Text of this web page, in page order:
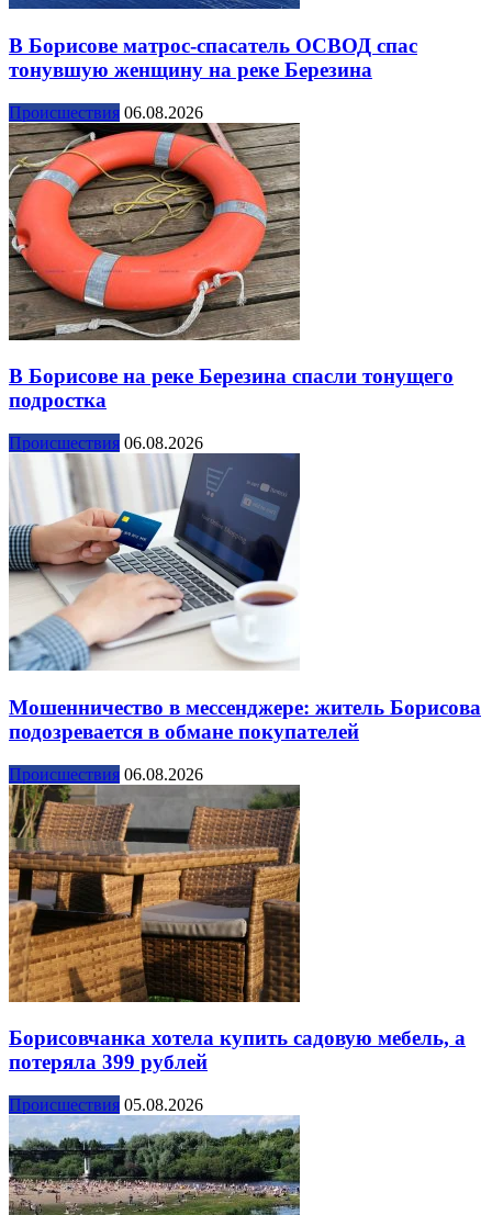
В Борисове матрос-спасатель ОСВОД спас
тонувшую женщину на реке Березина
Происшествия 06.08.2026
В Борисове на реке Березина спасли тонущего
подростка
Происшествия 06.08.2026
Мошенничество в мессенджере: житель Борисова
подозревается в обмане покупателей
Происшествия 06.08.2026
Борисовчанка хотела купить садовую мебель, а
потеряла 399 рублей
Происшествия 05.08.2026